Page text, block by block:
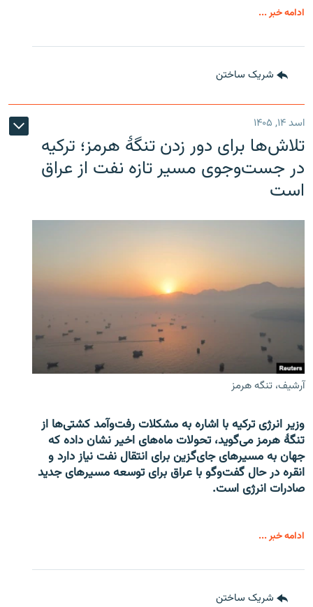
ادامه خبر ...
شریک ساختن
اسد ۱۴, ۱۴۰۵
تلاش‌ها برای دور زدن تنگۀ هرمز؛ ترکیه
در جست‌وجوی مسیر تازه نفت از عراق
است
آرشیف، تنگه هرمز
وزیر انرژی ترکیه با اشاره به مشکلات رفت‌وآمد کشتی‌ها از
تنگۀ هرمز می‌گوید، تحولات ماه‌های اخیر نشان داده که
جهان به مسیرهای جای‌گزین برای انتقال نفت نیاز دارد و
انقره در حال گفت‌وگو با عراق برای توسعه مسیرهای جدید
صادرات انرژی است.
ادامه خبر ...
شریک ساختن